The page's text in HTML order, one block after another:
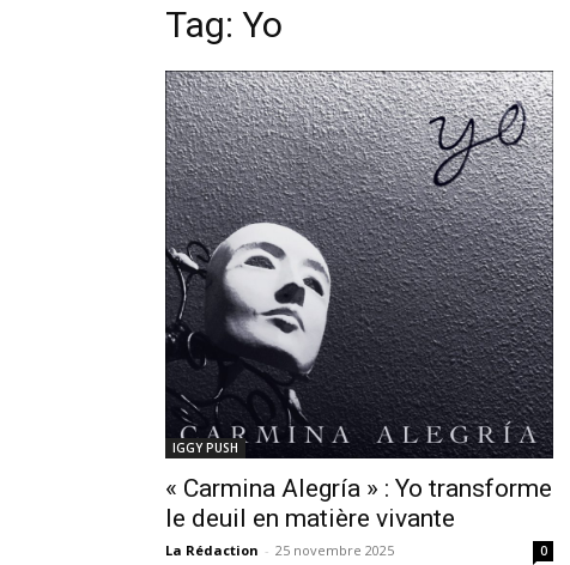
Tag: Yo
IGGY PUSH
« Carmina Alegría » : Yo transforme
le deuil en matière vivante
La Rédaction - 25 novembre 2025 0